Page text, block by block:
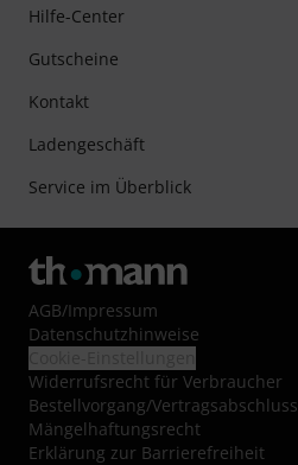
Hilfe-Center
Gutscheine
Kontakt
Ladengeschäft
Service im Überblick
AGB/Impressum
Datenschutzhinweise
Widerrufsrecht für Verbraucher
Bestellvorgang/Vertragsabschluss
Mängelhaftungsrecht
Erklärung zur Barrierefreiheit